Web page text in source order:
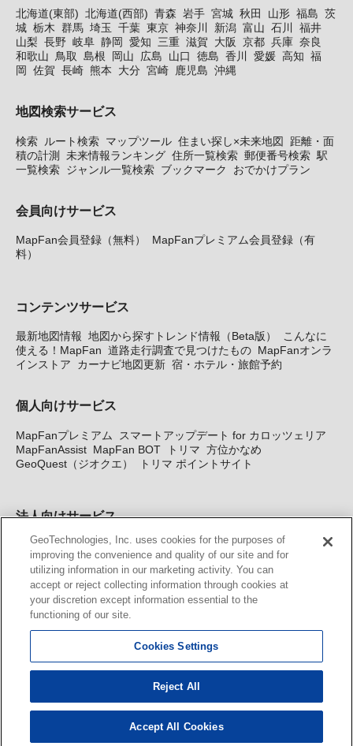
北海道(東部) 北海道(西部) 青森 岩手 宮城 秋田 山形 福島 茨
城 栃木 群馬 埼玉 千葉 東京 神奈川 新潟 富山 石川
福井
山梨 長野 岐阜 静岡 愛知 三重 滋賀 大阪 京都 兵庫 奈良
和歌山
鳥取 島根 岡山 広島 山口 徳島 香川 愛媛 高知 福
岡
佐賀 長崎 熊本 大分 宮崎 鹿児島 沖縄
地図検索サービス
検索 ルート検索 マップツール 住まい探し×未来地図
距離・面
積の計測
未来情報ランキング 住所一覧検索 郵便番号検索 駅
一覧検索 ジャンル一覧検索 ブックマーク おでかけプラン
会員向けサービス
MapFan会員登録（無料）
MapFanプレミアム会員登録（有
料）
コンテンツサービス
最新地図情報 地図から探すトレンド情報（Beta版）
こんなに
使える！MapFan 道路走行調査で見つけたもの MapFanオンラ
インストア
カーナビ地図更新 宿・ホテル・旅館予約
個人向けサービス
MapFanプレミアム
スマートアップデート for カロッツェリア
MapFanAssist MapFan BOT トリマ 方位かなめ
GeoQuest（ジオクエ）
トリマ ポイントサイト
法人向けサービス
法人向け地図・位置情報サービス WEBサイト・システム向け地
図API Windows PC向け地図開発キット MapFan DB 住所確認
サービス
MAP WORLD+ トリマ広告 Geo-Research
カーナビ地図更新サービス
MapFan スマートメンバーズ カロッツェリア地図割プラス
KENWOOD MapFan Club
© GeoTechnologies, Inc.
GeoTechnologies, Inc. uses cookies for the purposes of
improving the convenience and quality of our site and for
utilizing information in our marketing activity. You can
accept or reject collecting information through cookies at
your discretion except information essential to the
functioning of our site.
Cookies Settings
Reject All
Accept All Cookies